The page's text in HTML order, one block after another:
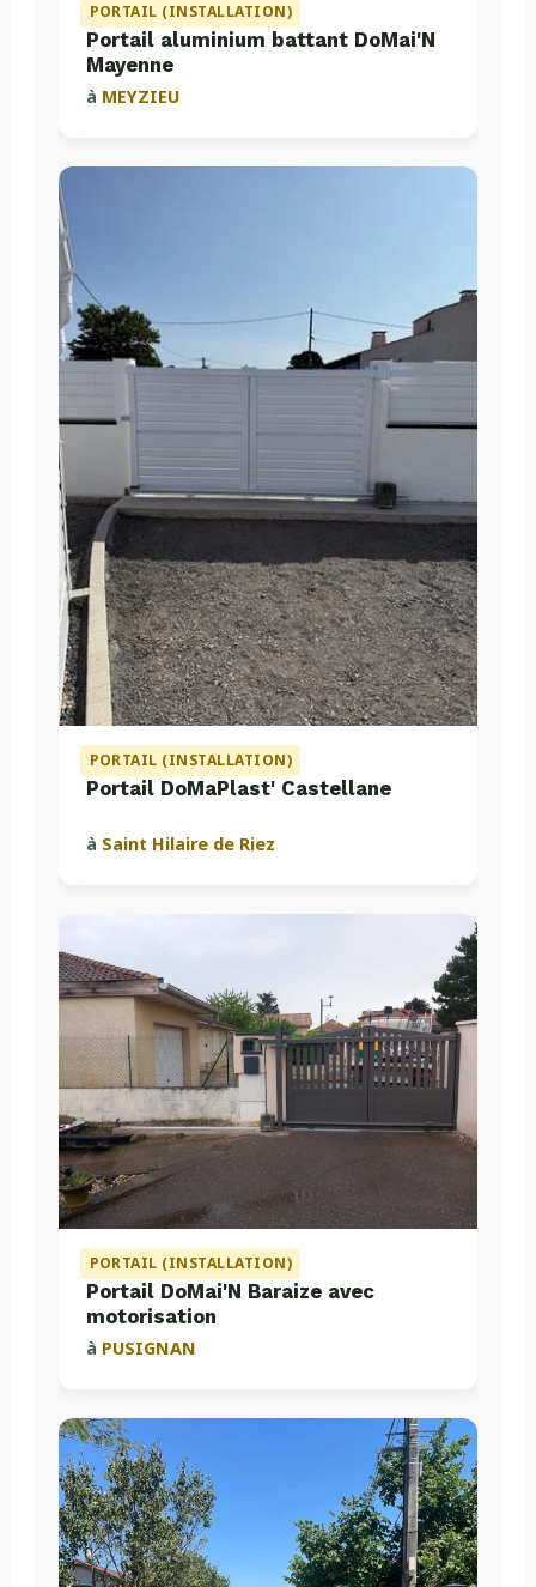
PORTAIL (INSTALLATION)
Portail aluminium battant DoMai'N
Mayenne
à MEYZIEU
PORTAIL (INSTALLATION)
Portail DoMaPlast' Castellane
à Saint Hilaire de Riez
PORTAIL (INSTALLATION)
Portail DoMai'N Baraize avec
motorisation
à PUSIGNAN